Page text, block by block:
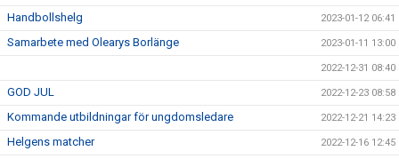
Handbollshelg 2023-01-12 06:41
Samarbete med Olearys Borlänge 2023-01-11 13:00
2022-12-31 08:40
GOD JUL 2022-12-23 08:58
Kommande utbildningar för ungdomsledare 2022-12-21 14:23
Helgens matcher 2022-12-16 12:45